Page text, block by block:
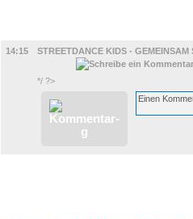
14:15
STREETDANCE KIDS - GEMEINSAM
*/ ?>